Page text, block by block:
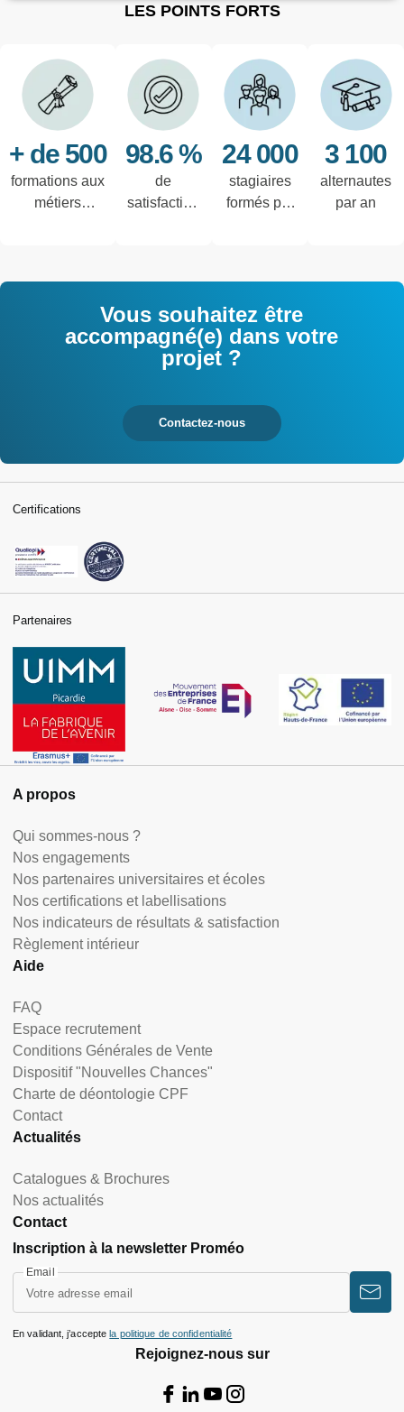
LES POINTS FORTS
+ de 500
formations aux
métiers
98.6 %
de
satisfaction
24 000
stagiaires
formés par
3 100
alternautes
par an
Vous souhaitez être
accompagné(e) dans votre
projet ?
Contactez-nous
A propos
Qui sommes-nous ?
Nos engagements
Nos partenaires universitaires et écoles
Nos certifications et labellisations
Nos indicateurs de résultats & satisfaction
Règlement intérieur
Aide
FAQ
Espace recrutement
Conditions Générales de Vente
Dispositif "Nouvelles Chances"
Charte de déontologie CPF
Contact
Actualités
Catalogues & Brochures
Nos actualités
Contact
Rejoignez-nous sur
Inscription à la newsletter Proméo
Email
En validant, j’accepte la politique de confidentialité
Certifications
Partenaires